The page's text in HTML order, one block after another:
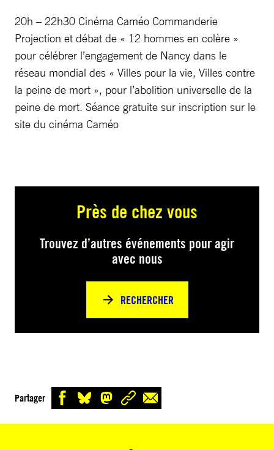
20h – 22h30 Cinéma Caméo Commanderie
Projection et débat de « 12 hommes en colère »
pour célébrer l’engagement de Nancy dans le
réseau mondial des « Villes pour la vie, Villes contre
la peine de mort », pour l’abolition universelle de la
peine de mort. Séance gratuite sur inscription sur le
site du cinéma Caméo
Près de chez vous
Trouvez d’autres événements pour agir
avec nous
RECHERCHER
Partager